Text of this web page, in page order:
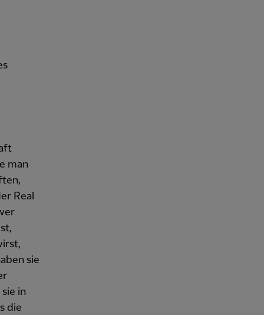
man
Real
sie
in
die